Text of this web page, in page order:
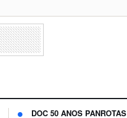
DOC 50 ANOS PANROTAS